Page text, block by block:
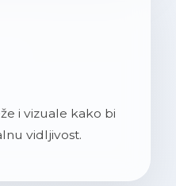
i vizuale kako bi
vidljivost.